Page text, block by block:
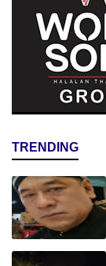
TRENDING